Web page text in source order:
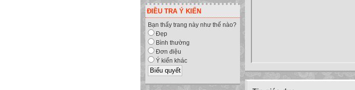
ĐIỀU TRA Ý KIẾN
Bạn thấy trang này như thế nào?
Đẹp
Bình thường
Đơn điệu
Ý kiến khác